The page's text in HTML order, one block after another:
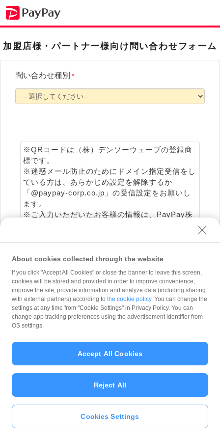
加盟店様・パートナー様向け問い合わせフォーム
問い合わせ種別 *
※QRコードは（株）デンソーウェーブの登録商
標です。
※迷惑メール防止のためにドメイン指定受信をし
ている方は、あらかじめ設定を解除するか
「@paypay-corp.co.jp」の受信設定をお願いし
ます。
※ご入力いただいたお客様の情報は、PayPay株
情報を利用することはありません。
Copyright (C) 2026 PayPay Corporation. All Rights Reserved.
About cookies collected through the website
If you click "Accept All Cookies" or close the banner to leave this screen,
cookies will be stored and provided in order to improve convenience,
improve the site, provide information and analyze data (including sharing
with external partners) according to the cookie policy. You can change the
settings at any time from "Cookie Settings" in Privacy Policy. You can
change app tracking preferences using the advertisement identifier from
OS settings.
Cookies Settings
Reject All
Accept All Cookies